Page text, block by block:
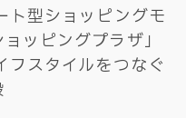
ト型ショッピングモ
ッピングプラザ」
フスタイルをつなぐ